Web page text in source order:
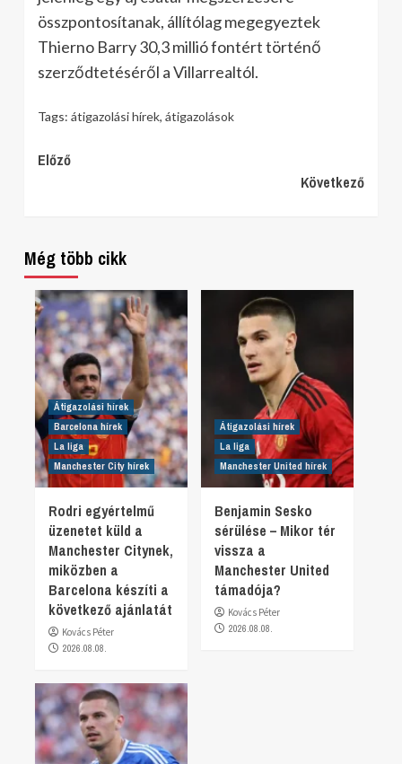
összpontosítanak, állítólag megegyeztek
Thierno Barry 30,3 millió fontért történő
szerződtetéséről a Villarrealtól.
Tags: átigazolási hírek, átigazolások
Continue
Előző
Következő
Még több cikk
Átigazolási hírek
Barcelona hírek
La liga
Manchester City hírek
Rodri egyértelmű
üzenetet küld a
Manchester Citynek,
miközben a
Barcelona készíti a
következő ajánlatát
Kovács Péter
2026.08.08.
Átigazolási hírek
La liga
Manchester United hírek
Benjamin Sesko
sérülése – Mikor tér
vissza a
Manchester United
támadója?
Kovács Péter
2026.08.08.